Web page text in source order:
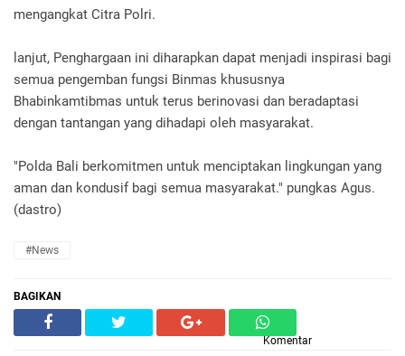
mengangkat Citra Polri.
lanjut, Penghargaan ini diharapkan dapat menjadi inspirasi bagi
semua pengemban fungsi Binmas khususnya
Bhabinkamtibmas untuk terus berinovasi dan beradaptasi
dengan tantangan yang dihadapi oleh masyarakat.
"Polda Bali berkomitmen untuk menciptakan lingkungan yang
aman dan kondusif bagi semua masyarakat." pungkas Agus.
(dastro)
#News
BAGIKAN
Komentar